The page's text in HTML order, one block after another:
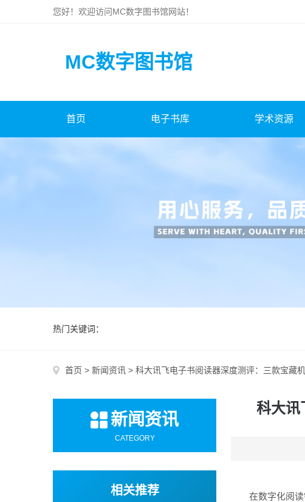
您好！欢迎访问MC数字图书馆网站！
MC数字图书馆
首页 电子书库 学术资源
热门关键词：
首页 > 新闻资讯 > 科大讯飞电子书阅读器深度测评：三款宝藏
新闻资讯
CATEGORY
相关推荐
科大讯
在数字化阅